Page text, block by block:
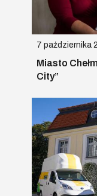
7 października
Miasto
City”